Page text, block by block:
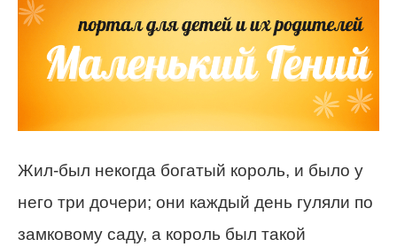
Жил-был некогда богатый король, и было у
него три дочери; они каждый день гуляли по
замковому саду, а король был такой